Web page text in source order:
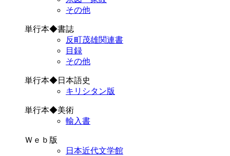
その他
単行本◆書誌
反町茂雄関連書
目録
その他
単行本◆日本語史
キリシタン版
単行本◆美術
輸入書
Ｗｅｂ版
日本近代文学館